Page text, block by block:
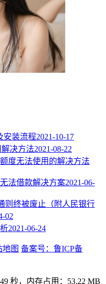
安装流程2021-10-17
决方法2021-08-22
度无法使用的解决方法
法借款解决方案2021-06-
则终被废止（附人民银行
02
2021-06-24
地图 备案号：鲁ICP备
秒，内存占用：53.22 MB